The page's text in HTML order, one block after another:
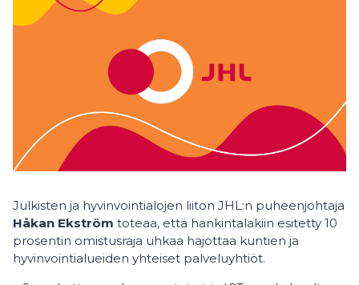
Julkisten ja hyvinvointialojen liiton JHL:n puheenjohtaja
Håkan Ekström toteaa, että hankintalakiin esitetty 10
prosentin omistusraja uhkaa hajottaa kuntien ja
hyvinvointialueiden yhteiset palveluyhtiöt.